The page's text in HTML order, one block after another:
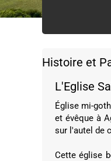
Histoire et
L'Eglise
Église mi-
et évêque à
sur l'autel de
Cette église